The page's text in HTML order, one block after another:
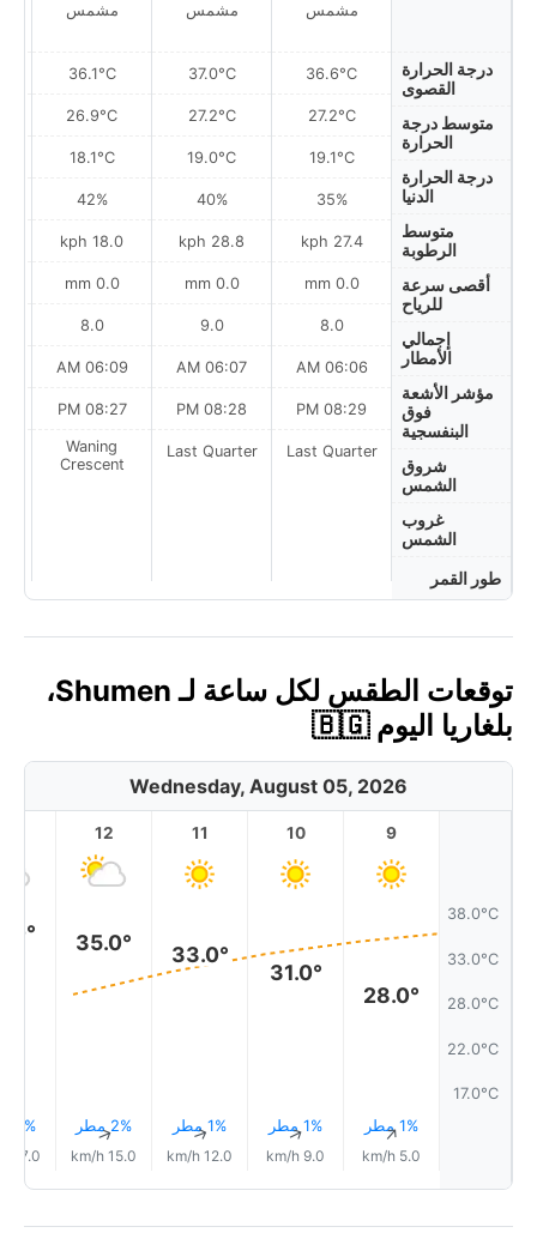
درجة الحرارة
القصوى
متوسط درجة
الحرارة
درجة الحرارة
الدنيا
متوسط
الرطوبة
أقصى سرعة
للرياح
إجمالي
الأمطار
مؤشر الأشعة
فوق
البنفسجية
شروق
الشمس
غروب
الشمس
طور القمر
مشمس
36.6°C
27.2°C
19.1°C
35%
27.4 kph
0.0 mm
8.0
06:06 AM
08:29 PM
Last Quarter
مشمس
37.0°C
27.2°C
19.0°C
40%
28.8 kph
0.0 mm
9.0
06:07 AM
08:28 PM
Last Quarter
مشمس
36.1°C
26.9°C
18.1°C
42%
18.0 kph
0.0 mm
8.0
06:09 AM
08:27 PM
Waning
Crescent
توقعات الطقس لكل ساعة لـ Shumen،
بلغاريا اليوم 🇧🇬
Wednesday, August 05, 2026
38.0°C
33.0°C
28.0°C
22.0°C
17.0°C
9
28.0°
1% مطر↑
5.0 km/h
10
31.0°
1% مطر↑
9.0 km/h
11
33.0°
1% مطر↑
12.0 km/h
12
35.0°
2% مطر↑
15.0 km/h
2% مطر
17.0 km/h